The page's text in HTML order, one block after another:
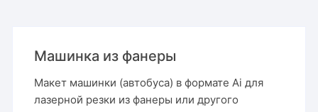
Машинка из фанеры
Макет машинки (автобуса) в формате Ai для
лазерной резки из фанеры или другого